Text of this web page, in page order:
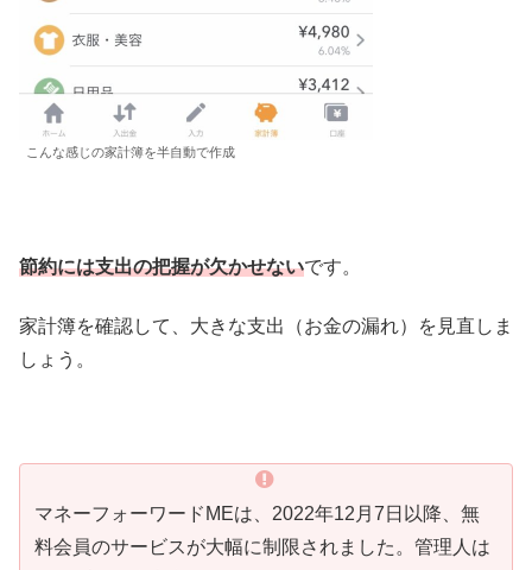
こんな感じの家計簿を半自動で作成
節約には支出の把握が欠かせないです。
家計簿を確認して、大きな支出（お金の漏れ）を見直しま
しょう。
マネーフォーワードMEは、2022年12月7日以降、無
料会員のサービスが大幅に制限されました。管理人は